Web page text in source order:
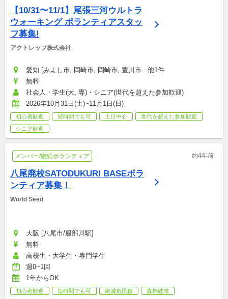
【10/31〜11/1】尾張三河ウルトラ
ウォーキング ボランティアスタッ
フ募集!
アクトレップ株式会社
愛知 [みよし市, 岡崎市, 岡崎市, 豊川市...他1件
無料
社会人・学生(大, 専)・シニア(世代を超えた参加歓迎)
2026年10月31日(土)~11月1日(日)
初心者歓迎 短時間でも可 土日中心
世代を超えた参加歓迎
シニア歓迎
メンバー/継続ボランティア 約4年前
八尾廃校SATODUKURI BASEボラ
ンティア募集！
World Seed
大阪 [八尾市/服部川駅]
無料
高校生・大学生・専門学生
週0~1回
1年からOK
初心者歓迎 短時間でも可 絶滅危惧種
森林破壊